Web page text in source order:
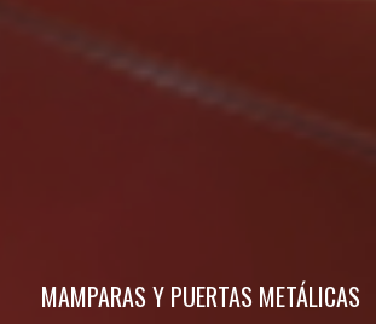
MAMPARAS Y PUERTAS METÁLICAS